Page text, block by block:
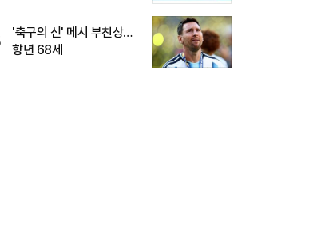
'축구의 신' 메시 부친상…
향년 68세